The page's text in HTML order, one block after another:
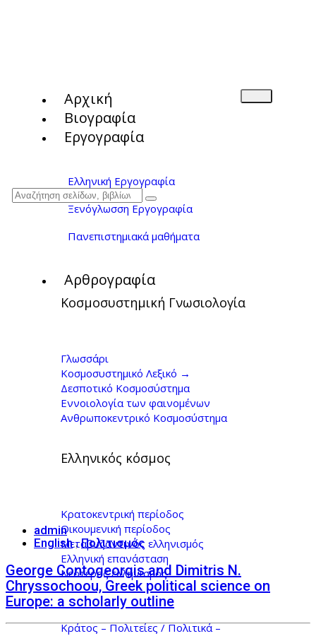
Αρχική
Βιογραφία
Εργογραφία
Ελληνική Εργογραφία
Ξενόγλωσση Εργογραφία
Πανεπιστημιακά μαθήματα
Αρθρογραφία
Κοσμοσυστημική Γνωσιολογία
Γλωσσάρι
Κοσμοσυστημικό Λεξικό →
Δεσποτικό Κοσμοσύστημα
Εννοιολογία των φαινομένων
Ανθρωποκεντρικό Κοσμοσύστημα
Ελληνικός κόσμος
Κρατοκεντρική περίοδος
Οικουμενική περίοδος
Μεταβυζαντινός ελληνισμός
Ελληνική επανάσταση
Νεότερος ελληνισμός
Κράτος – Πολιτείες / Πολιτικά –
203 από 222 - Γιώργος
Κοντογιώργης
admin
English,Πολιτισμός
George Contogeorgis and Dimitris N.
Chryssochoou, Greek political science on
Europe: a scholarly outline